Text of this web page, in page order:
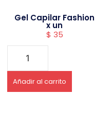
Gel Capilar Fashion
x un
$ 35
Añadir al carrito